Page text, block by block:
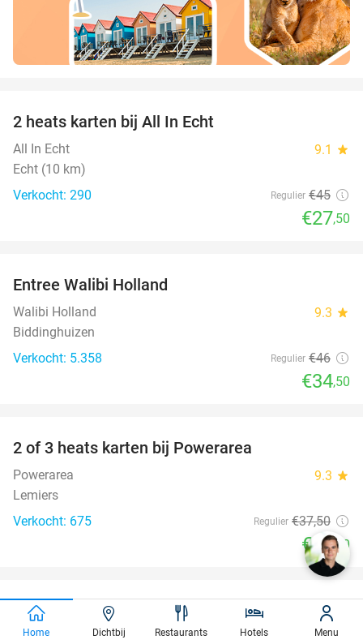
2 heats karten bij All In Echt
All In Echt 9.1 star
Echt (10 km)
Verkocht: 290
Regulier €45
€27,50
Entree Walibi Holland
Walibi Holland 9.3 star
Biddinghuizen
Verkocht: 5.358
Regulier €46
€34,50
2 of 3 heats karten bij Powerarea
Powerarea 9.3 star
Lemiers
Verkocht: 675
Regulier €37,50
€25,50
19%
favorite_border
Entree voor Ouwehands Dierenpark Rhenen
Ouwehands Dierenpark Rhenen 9.5star
Home Dichtbij Restaurants Hotels Menu